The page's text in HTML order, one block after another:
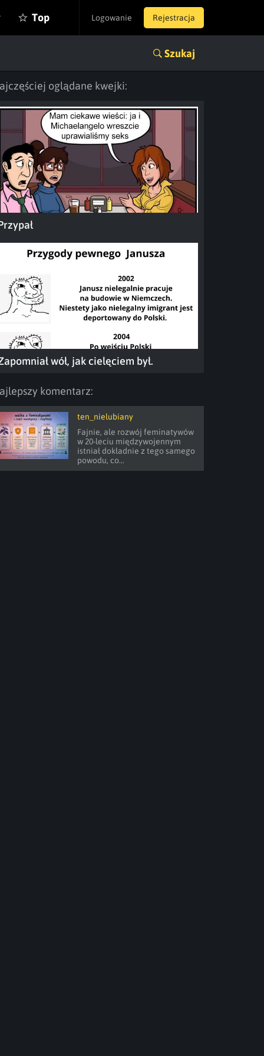
Logowanie Rejestracja
Top
Szukaj
oglądane kwejki:
wół, jak cielęciem był.
komentarz:
ten_nielubiany
Fajnie, ale rozwój feminatywów
w 20-leciu międzywojennym
istniał dokładnie z tego samego
powodu, co...